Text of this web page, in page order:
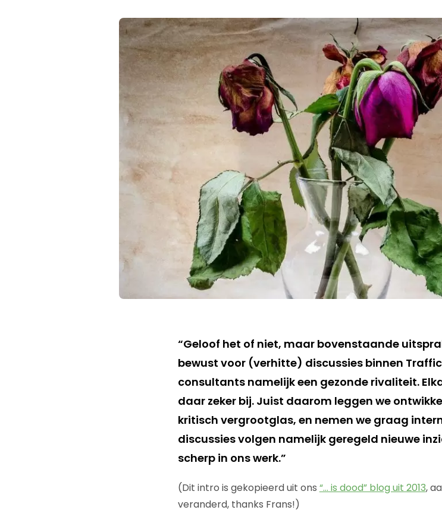
“Geloof het of niet, maar bovenstaande
bewust voor (verhitte) discussies binnen Traffic
consultants namelijk een gezonde rivaliteit.
daar zeker bij. Juist daarom leggen we
kritisch vergrootglas, en nemen we graag
discussies volgen namelijk geregeld nieuwe
scherp in ons werk.”
(Dit intro is gekopieerd uit ons “… is dood” blog uit 2013,
veranderd, thanks Frans!)